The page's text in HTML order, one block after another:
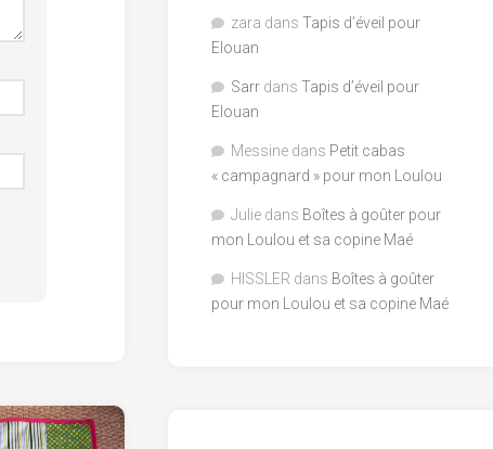
zara dans Tapis d’éveil pour
Elouan
Sarr dans Tapis d’éveil pour
Elouan
Messine dans Petit cabas
« campagnard » pour mon Loulou
Julie dans Boîtes à goûter pour
mon Loulou et sa copine Maé
HISSLER dans Boîtes à goûter
pour mon Loulou et sa copine Maé